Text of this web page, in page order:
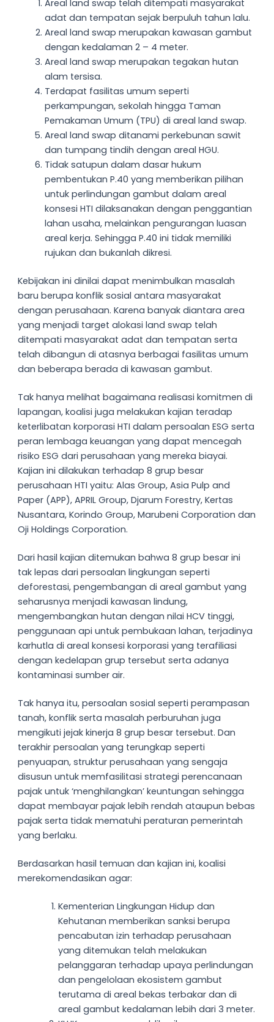
Areal land swap telah ditempati masyarakat
adat dan tempatan sejak berpuluh tahun lalu.
Areal land swap merupakan kawasan gambut
dengan kedalaman 2 – 4 meter.
Areal land swap merupakan tegakan hutan
alam tersisa.
Terdapat fasilitas umum seperti
perkampungan, sekolah hingga Taman
Pemakaman Umum (TPU) di areal land swap.
Areal land swap ditanami perkebunan sawit
dan tumpang tindih dengan areal HGU.
Tidak satupun dalam dasar hukum
pembentukan P.40 yang memberikan pilihan
untuk perlindungan gambut dalam areal
konsesi HTI dilaksanakan dengan penggantian
lahan usaha, melainkan pengurangan luasan
areal kerja. Sehingga P.40 ini tidak memiliki
rujukan dan bukanlah dikresi.
Kebijakan ini dinilai dapat menimbulkan masalah
baru berupa konflik sosial antara masyarakat
dengan perusahaan. Karena banyak diantara area
yang menjadi target alokasi land swap telah
ditempati masyarakat adat dan tempatan serta
telah dibangun di atasnya berbagai fasilitas umum
dan beberapa berada di kawasan gambut.
Tak hanya melihat bagaimana realisasi komitmen di
lapangan, koalisi juga melakukan kajian teradap
keterlibatan korporasi HTI dalam persoalan ESG serta
peran lembaga keuangan yang dapat mencegah
risiko ESG dari perusahaan yang mereka biayai.
Kajian ini dilakukan terhadap 8 grup besar
perusahaan HTI yaitu: Alas Group, Asia Pulp and
Paper (APP), APRIL Group, Djarum Forestry, Kertas
Nusantara, Korindo Group, Marubeni Corporation dan
Oji Holdings Corporation.
Dari hasil kajian ditemukan bahwa 8 grup besar ini
tak lepas dari persoalan lingkungan seperti
deforestasi, pengembangan di areal gambut yang
seharusnya menjadi kawasan lindung,
mengembangkan hutan dengan nilai HCV tinggi,
penggunaan api untuk pembukaan lahan, terjadinya
karhutla di areal konsesi korporasi yang terafiliasi
dengan kedelapan grup tersebut serta adanya
kontaminasi sumber air.
Tak hanya itu, persoalan sosial seperti perampasan
tanah, konflik serta masalah perburuhan juga
mengikuti jejak kinerja 8 grup besar tersebut. Dan
terakhir persoalan yang terungkap seperti
penyuapan, struktur perusahaan yang sengaja
disusun untuk memfasilitasi strategi perencanaan
pajak untuk ‘menghilangkan’ keuntungan sehingga
dapat membayar pajak lebih rendah ataupun bebas
pajak serta tidak mematuhi peraturan pemerintah
yang berlaku.
Berdasarkan hasil temuan dan kajian ini, koalisi
merekomendasikan agar:
Kementerian Lingkungan Hidup dan
Kehutanan memberikan sanksi berupa
pencabutan izin terhadap perusahaan
yang ditemukan telah melakukan
pelanggaran terhadap upaya perlindungan
dan pengelolaan ekosistem gambut
terutama di areal bekas terbakar dan di
areal gambut kedalaman lebih dari 3 meter.